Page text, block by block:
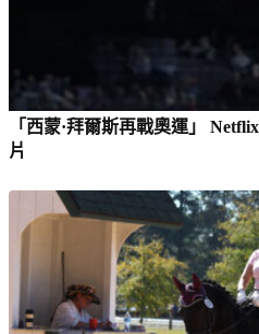
「西蒙·拜爾斯再戰奧運」
片